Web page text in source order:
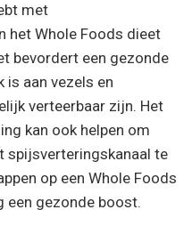
met
het Whole Foods dieet
bevordert een gezonde
aan vezels en
verteerbaar zijn. Het
kan ook helpen om
spijsverteringskanaal te
op een Whole Foods
een gezonde boost.